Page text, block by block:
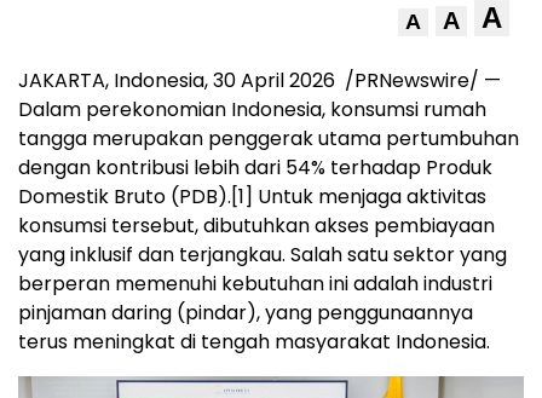
A A A
JAKARTA, Indonesia,30 April 2026 /PRNewswire/ —
Dalam perekonomian Indonesia, konsumsi rumah
tangga merupakan penggerak utama pertumbuhan
dengan kontribusi lebih dari 54% terhadap Produk
Domestik Bruto (PDB).[1] Untuk menjaga aktivitas
konsumsi tersebut, dibutuhkan akses pembiayaan
yang inklusif dan terjangkau. Salah satu sektor yang
berperan memenuhi kebutuhan ini adalah industri
pinjaman daring (pindar), yang penggunaannya
terus meningkat di tengah masyarakat Indonesia.